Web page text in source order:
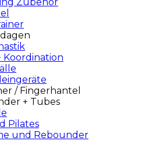
Koordination
/ Fingerhantel
+ Tubes
Pilates
und Rebounder